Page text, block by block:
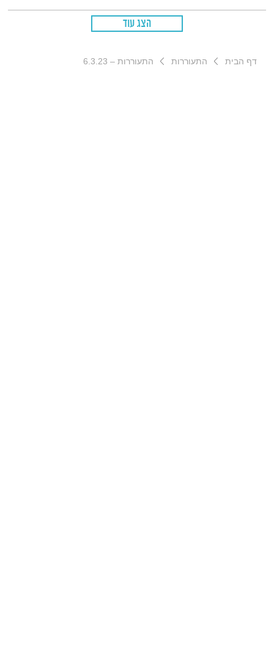
הצג עוד
דף הבית התעוררות התעוררות – 6.3.23